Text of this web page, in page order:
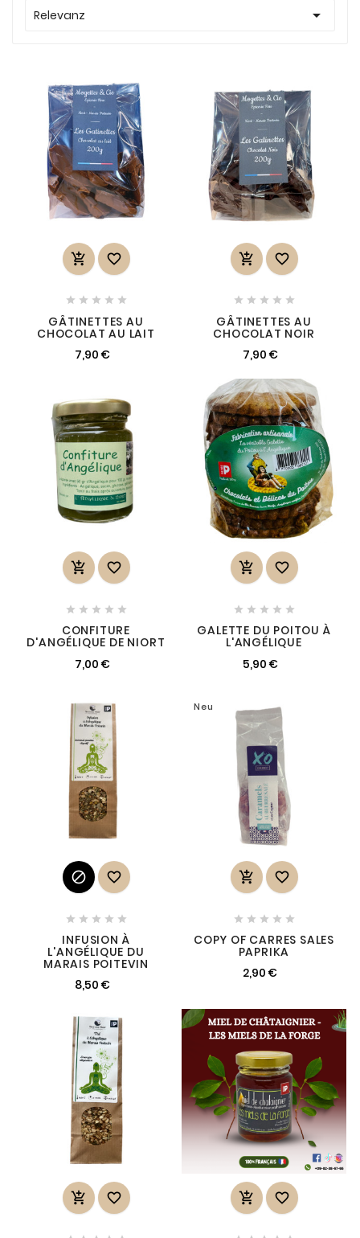
Relevanz 
 
    
GÂTINETTES AU
CHOCOLAT AU LAIT
7,90 €
 
    
GÂTINETTES AU
CHOCOLAT NOIR
7,90 €
 
    
CONFITURE
D'ANGÉLIQUE DE NIORT
7,00 €
 
    
GALETTE DU POITOU À
L'ANGÉLIQUE
5,90 €
 
    
INFUSION À
L'ANGÉLIQUE DU
MARAIS POITEVIN
8,50 €
Neu
 
    
COPY OF CARRES SALES
PAPRIKA
2,90 €
   